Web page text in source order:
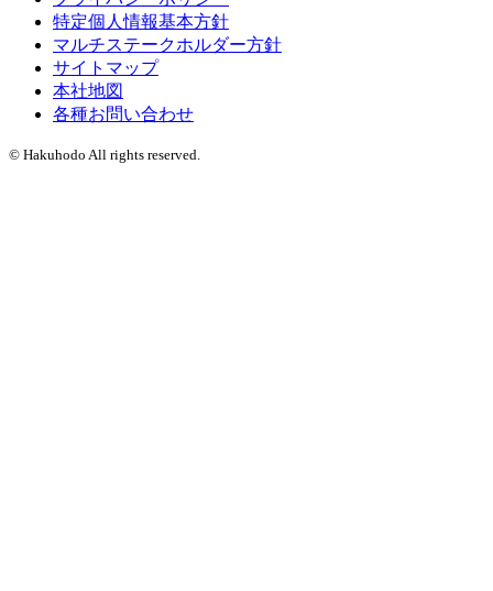
特定個人情報基本方針
マルチステークホルダー方針
サイトマップ
本社地図
各種お問い合わせ
© Hakuhodo All rights reserved.